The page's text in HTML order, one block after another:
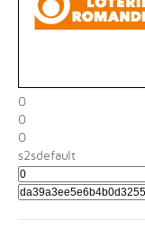
0
0
0
s2sdefault